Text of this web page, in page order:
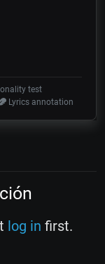
test
Lyrics annotation
log in first.